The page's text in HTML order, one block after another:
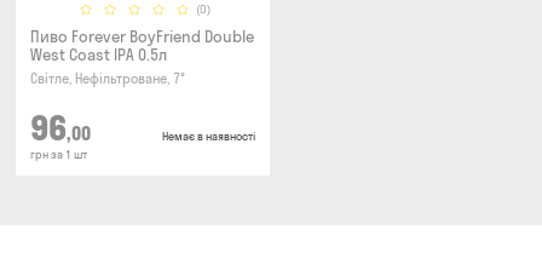
(0)
Пиво Forever BoyFriend Double
West Coast IPA 0.5л
Світле, Нефільтроване, 7°
96,00
грн за 1 шт
Немає в наявності